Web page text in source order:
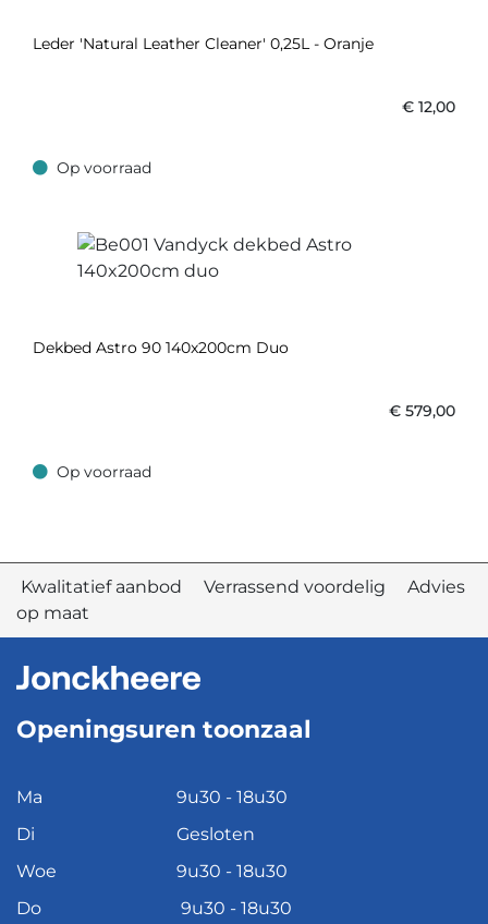
Leder 'Natural Leather Cleaner' 0,25L - Oranje
€ 12,00
Op voorraad
Op voorraad
Dekbed Astro 90 140x200cm Duo
€ 579,00
Op voorraad
Op voorraad
Kwalitatief aanbod Verrassend voordelig Advies
op maat
Openingsuren toonzaal
Ma
9u30 - 18u30
Di
Gesloten
Woe
9u30 - 18u30
Do
9u30 - 18u30